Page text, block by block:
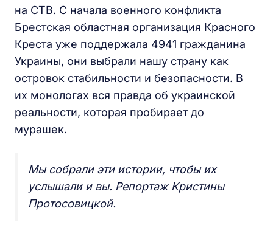
на СТВ. С начала военного конфликта
Брестская областная организация Красного
Креста уже поддержала 4941 гражданина
Украины, они выбрали нашу страну как
островок стабильности и безопасности. В
их монологах вся правда об украинской
реальности, которая пробирает до
мурашек.
Мы собрали эти истории, чтобы их
услышали и вы. Репортаж Кристины
Протосовицкой.